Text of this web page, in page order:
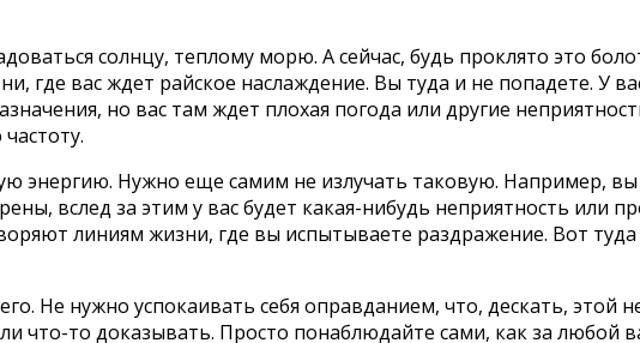
солнцу, теплому морю. А сейчас, будь проклято это
вас ждет райское наслаждение. Вы туда и не попадете. У
но вас там ждет плохая погода или другие
энергию. Нужно еще самим не излучать таковую. Например,
вслед за этим у вас будет какая-нибудь неприятность или
линиям жизни, где вы испытываете раздражение. Вот туда
Не нужно успокаивать себя оправданием, что, дескать, этой
что-то доказывать. Просто понаблюдайте сами, как за любой